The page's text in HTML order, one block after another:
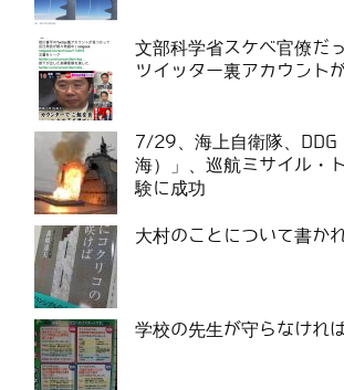
文部科学省スケベ官僚だ
ツイッター裏アカウント
7/29、海上自衛隊、DDG
海）」、巡航ミサイル・
験に成功
大村のことについて書か
学校の先生が守らなけれ